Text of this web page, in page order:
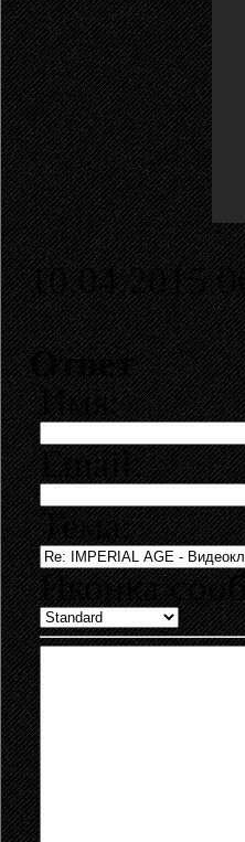
10.04.2015
Ответ
Имя:
Email:
Тема:
Иконка